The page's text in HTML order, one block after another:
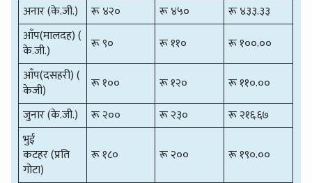
अनार (के.जी.)
रू ४२० रू ४५०
रू ४३३.३३
आँप(मालदह) (
के.जी.)
रू ९० रू ११०
रू १००.००
आँप(दसहरी) (
केजी)
रू १०० रू १२०
रू ११०.००
जुनार (के.जी.)
रू २०० रू २३०
रू २१६.६७
भुई
कटहर (प्रति
गोटा)
रू १८० रू २०० रू १९०.००